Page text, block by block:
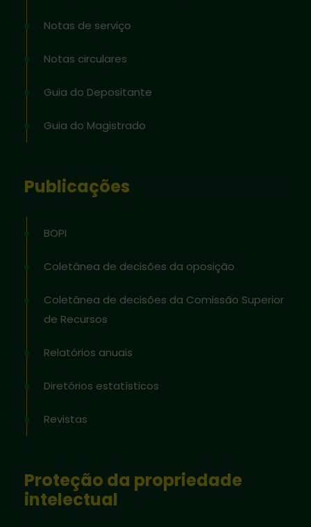
Notas de serviço
Notas circulares
Guia do Depositante
Guia do Magistrado
Publicações
BOPI
Coletânea de decisões da oposição
Coletânea de decisões da Comissão Superior
de Recursos
Relatórios anuais
Diretórios estatísticos
Revistas
Proteção da propriedade
intelectual